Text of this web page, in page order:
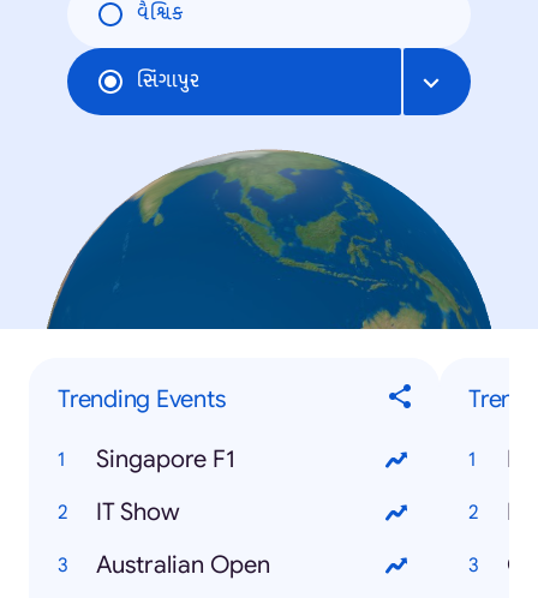
વૈશ્વિક
સિંગાપુર
Trending Events
Singapore F1
IT Show
Australian Open